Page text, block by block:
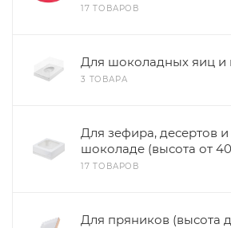
17 ТОВАРОВ
Для шоколадных яиц и
3 ТОВАРА
Для зефира, десертов
шоколаде (высота от
17 ТОВАРОВ
Для пряников (высота